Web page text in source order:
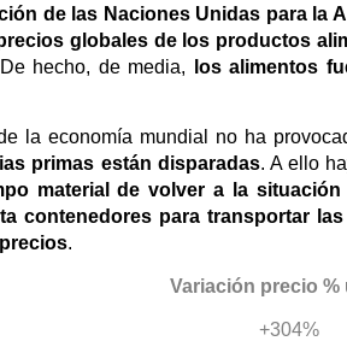
de las Naciones Unidas para la
globales de los productos
hecho, de media,
los alimentos
la economía mundial no ha
primas están disparadas. A ello
material de volver a la
contenedores para transportar
.
Variación precio %
+304%